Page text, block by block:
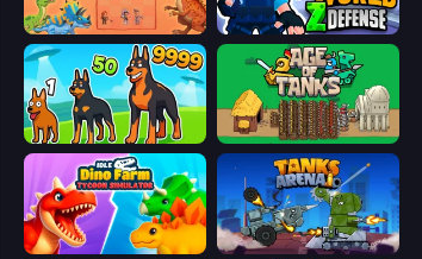
Dinosaurs Merge Master World Z Defense - Zombie Defense
Dogs vs Aliens Age of Tanks Warriors: TD War
Idle Dino Farm Tycoon Simulator 3D Tanks Arena io: Craft & Combat